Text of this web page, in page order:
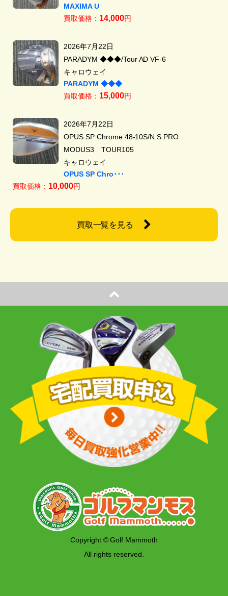
MAXIMA U
買取価格： 14,000円
2026年7月22日
PARADYM ◆◆◆/Tour AD VF-6
キャロウェイ
PARADYM ◆◆◆
買取価格： 15,000円
2026年7月22日
OPUS SP Chrome 48-10S/N.S.PRO
MODUS3 TOUR105
キャロウェイ
OPUS SP Chro･･･
買取価格： 10,000円
買取一覧を見る
Copyright © Golf Mammoth
All rights reserved.